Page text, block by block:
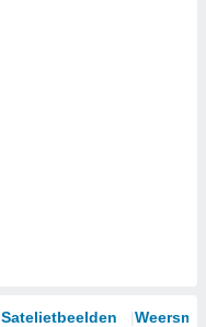
Satelietbeelden